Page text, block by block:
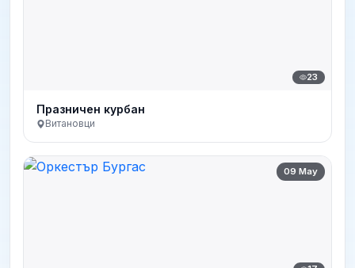
23
Празничен курбан
Витановци
09 May